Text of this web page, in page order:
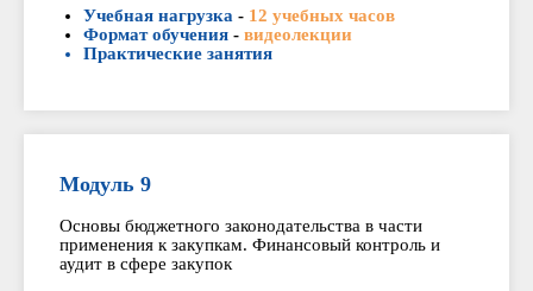
Учебная нагрузка - 12 учебных часов
Формат обучения - видеолекции
Практические занятия
Модуль 9
Основы бюджетного законодательства в части
применения к закупкам. Финансовый контроль и
аудит в сфере закупок